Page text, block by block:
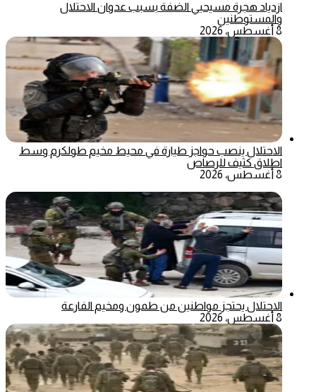
ازدياد هجرة مسيحيي الضفة بسبب عدوان الاحتلال
والمستوطنين
8 أغسطس، 2026
الاحتلال ينصب حواجز طيارة في محيط مخيم طولكرم وسط
اطلاق كثيف للرصاص
8 أغسطس، 2026
الاحتلال يحتجز مواطنين من طمون ومخيم الفارعة
8 أغسطس، 2026